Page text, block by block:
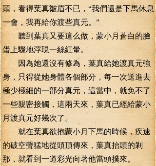
頭，看得葉真皺眉不已，“我們還是下馬休息
一會，我再給你渡些真元。”
聽到葉真又要這么做，蒙小月蒼白的臉
蛋上驟地浮現一絲紅暈。
因為她還沒有修為，葉真給她渡真元強
身，只得從她身體各個部分，每一次送進去
極少極細的一部分真元，這當中，就免不了
一些親密接觸，這兩天來，葉真已經給蒙小
月渡真元好幾次了。
就在葉真欲抱蒙小月下馬的時候，疾速
的破空聲猛地從頭頂傳來，葉真抬頭的剎
那，就看到一道彩光向著他當頭撲來。